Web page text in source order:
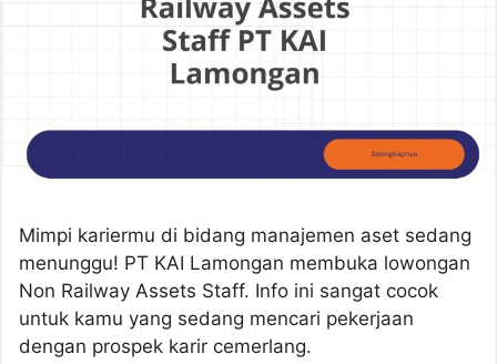
Mimpi kariermu di bidang manajemen aset sedang
menunggu! PT KAI Lamongan membuka lowongan
Non Railway Assets Staff. Info ini sangat cocok
untuk kamu yang sedang mencari pekerjaan
dengan prospek karir cemerlang.